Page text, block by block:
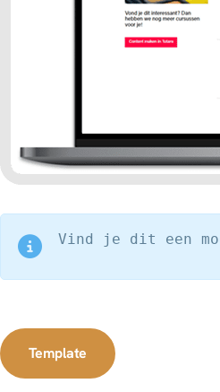
Vind je dit een
Template